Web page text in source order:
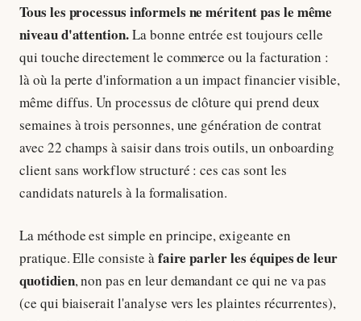
Tous les processus informels ne méritent pas le même
niveau d'attention.La bonne entrée est toujours celle
qui touche directement le commerce ou la facturation :
là où la perte d'information a un impact financier visible,
même diffus. Un processus de clôture qui prend deux
semaines à trois personnes, une génération de contrat
avec 22 champs à saisir dans trois outils, un onboarding
client sans workflow structuré : ces cas sont les
candidats naturels à la formalisation.
La méthode est simple en principe, exigeante en
pratique. Elle consiste àfaire parler les équipes de leur
quotidien, non pas en leur demandant ce qui ne va pas
(ce qui biaiserait l'analyse vers les plaintes récurrentes),